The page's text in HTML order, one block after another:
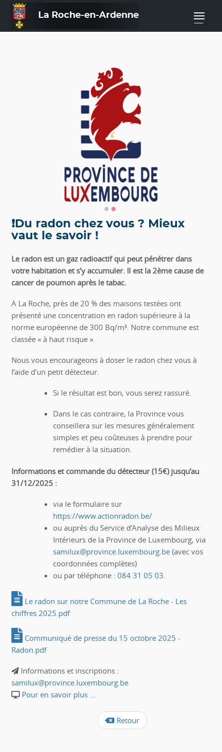
La Roche-en-Ardenne —
❗Du radon chez vous ? Mieux
vaut le savoir !
Le radon est un gaz radioactif qui peut pénétrer dans
votre habitation et s’y accumuler. Il est la 2ème cause de
cancer de poumon après le tabac.
A La Roche, près de 20 % des maisons testées ont
présenté une concentration en radon supérieure à la
norme européenne de 300 Bq/m³. Notre commune est
classée « à haut risque ».
Nous vous encourageons à doser le radon chez vous à
l’aide d’un petit détecteur.
Si le résultat est bon, vous serez rassuré.
Dans le cas contraire, la Province vous
conseillera sur les mesures généralement
simples et peu coûteuses à prendre pour
remédier à la situation.
Informations et commande du détecteur (15€) jusqu’au
31/12/2025 :
via le formulaire sur
https://www.actionradon.be/
ou auprès du Service d’Analyse des Milieux
Intérieurs de la Province de Luxembourg, via
samilux@province.luxembourg.be (avec vos
coordonnées complètes)
ou par téléphone : 084 31 05 03.
Le radon sur notre Commune de La Roche - Les
chiffres 2025.pdf
Communiqué de presse du 15 octobre 2025 -
Radon.pdf
Informations et inscriptions :
samilux@province.luxembourg.be
Pour en savoir plus ...
Retour